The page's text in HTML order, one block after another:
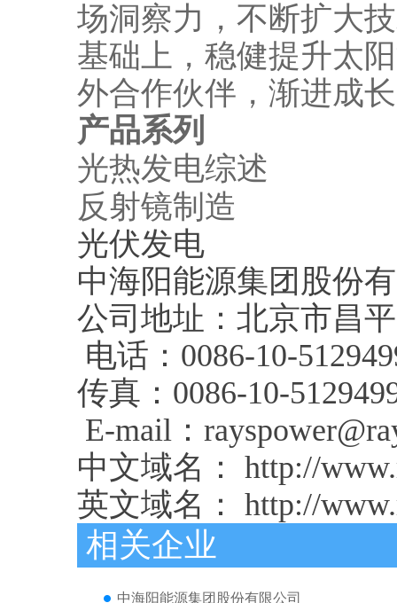
场洞察力，不断扩大
基础上，稳健提升太
外合作伙伴，渐进成
产品系列
光热发电综述
反射镜制造
光伏发电
中海阳能源集团股份
公司地址：北京市昌
电话：0086-10-
传真：0086-10-
E-mail：
中文域名： http://
英文域名： http://
相关企业
中海阳能源集团股份有限公司